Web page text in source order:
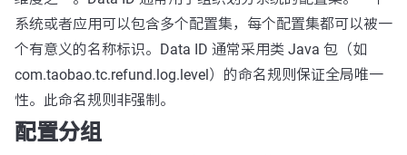
系统或者应用可以包含多个配置集，每个配置集都可以被一
个有意义的名称标识。Data ID 通常采用类 Java 包（如
com.taobao.tc.refund.log.level）的命名规则保证全局唯一
性。此命名规则非强制。
配置分组